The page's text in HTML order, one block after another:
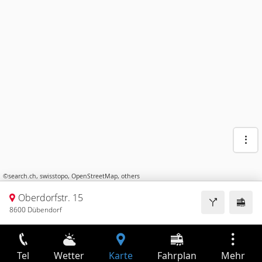
©search.ch, swisstopo, OpenStreetMap, others
Oberdorfstr. 15
8600 Dübendorf
Tel Wetter Karte Fahrplan Mehr